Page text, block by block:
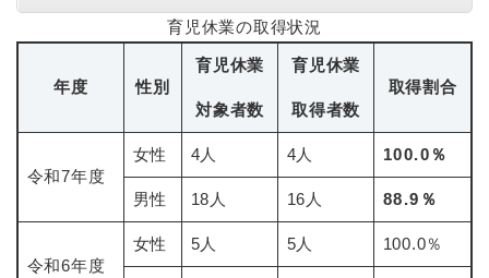
育児休業の取得状況
年度 性別
育児休業
対象者数
育児休業
取得者数
取得割合
令和7年度
女性 4人 4人 100.0％
男性 18人 16人 88.9％
令和6年度
女性 5人 5人 100.0％